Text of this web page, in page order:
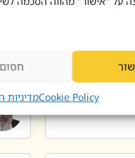
חסום
Cookie Policyמדיניות
בשבת –